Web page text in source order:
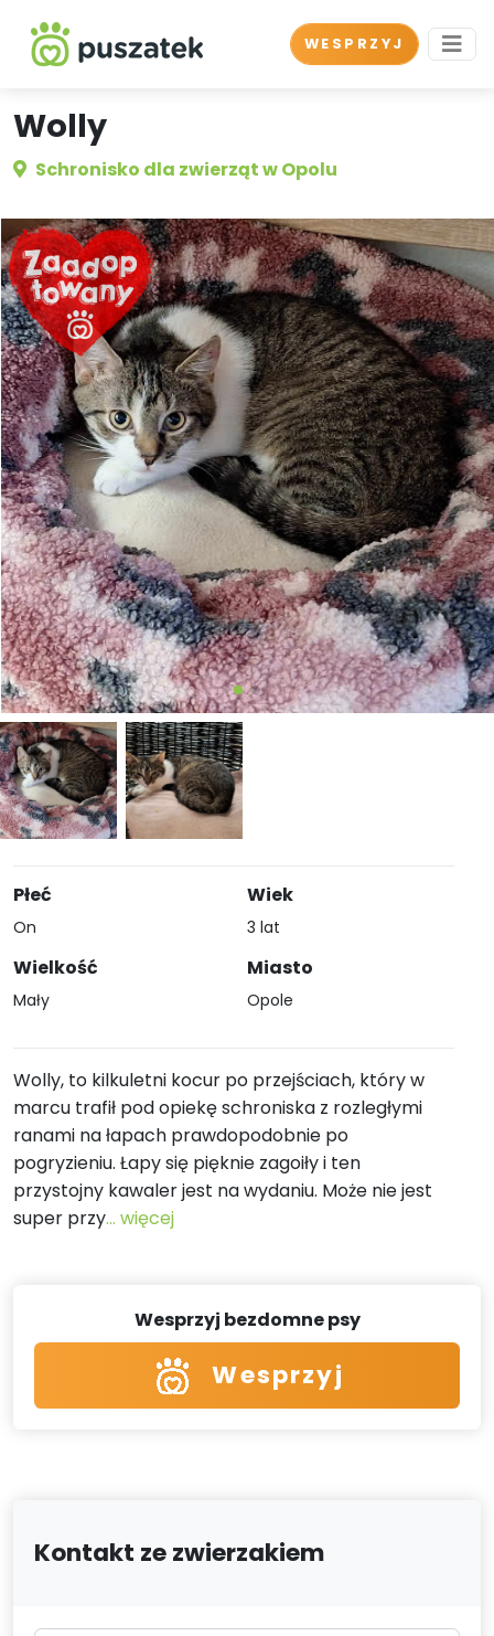
WESPRZYJ
Wolly
Schronisko dla zwierząt w Opolu
Płeć
On
Wielkość
Mały
Wiek
3 lat
Miasto
Opole
Wolly, to kilkuletni kocur po przejściach, który w
marcu trafił pod opiekę schroniska z rozległymi
ranami na łapach prawdopodobnie po
pogryzieniu. Łapy się pięknie zagoiły i ten
przystojny kawaler jest na wydaniu. Może nie jest
super przy... więcej
Wesprzyj bezdomne psy
Wesprzyj
Kontakt ze zwierzakiem